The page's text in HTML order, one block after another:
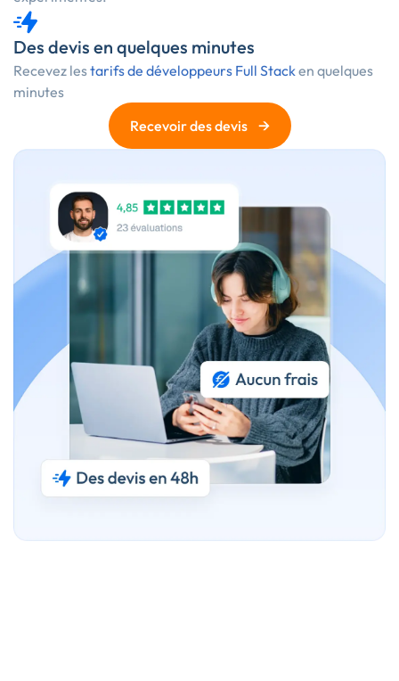
Des devis en quelques minutes
Recevez lestarifs de développeurs Full Stacken quelques
minutes
Recevoir des devis
→